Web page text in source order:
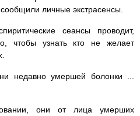
личные экстрасенсы.
сеансы проводит,
чтобы узнать кто не желает
недавно умершей болонки ...
они от лица умерших